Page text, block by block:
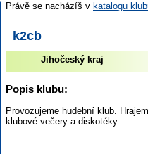
Právě se nacházíš v katalogu
k2cb
Jihočeský kraj
Popis klubu:
Provozujeme hudební klub.
klubové večery a diskotéky.